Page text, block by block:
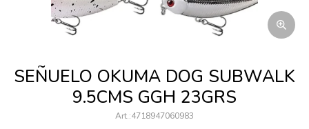
SEÑUELO OKUMA DOG SUBWALK
9.5CMS GGH 23GRS
4718947060983